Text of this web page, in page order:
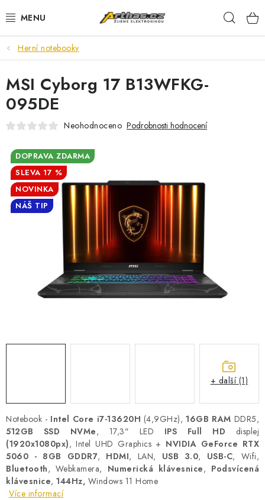
na
TELEFONY, TABLETY
POČÍTAČE, NOTEBOOKY
PRO HRÁČE
PŘEDVÁDĚCÍ ELEKTRONIKA
SPOTŘEBIČE
VÝPRODEJ
Herní notebooky
Notebook - Intel Core i7-13620H (4,9GHz),16GB RAM DDR5,
512GB SSD NVMe, 17,3" LED IPS Full HD displej
(1920x1080px), Intel UHD Graphics + NVIDIA GeForce RTX
5060 - 8GB GDDR7, HDMI, LAN, USB 3.0, USB-C, Wifi,
Bluetooth, Webkamera, Numerická klávesnice, Podsvícená
klávesnice, 144Hz, Windows 11 Home
Více informací
MSI Cyborg 17 B13WFKG-
095DE
Neohodnoceno Podrobnosti hodnocení
17 %
DOPRAVA ZDARMA
NOVINKA
NÁŠ TIP
+ další (1)